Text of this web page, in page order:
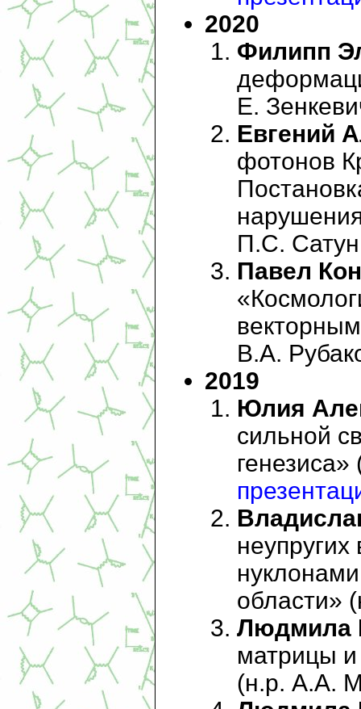
2020
Филипп
Е.
Евгений
фотонов
П.С.
Павел
В.А.
2019
Юлия
сильной
области»
Людмила
матрицы и
(н.р. А.А.